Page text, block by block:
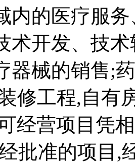
内的医疗服
术开发、技
器械的销售;
修工程,自有
经营项目凭
批准的项目,